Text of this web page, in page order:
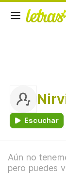
Escuchar
Aún no
pero puedes